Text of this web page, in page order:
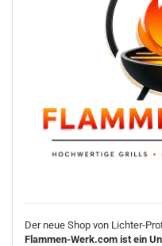
Der neue Shop von Lichter-
Flammen-Werk.com ist ein